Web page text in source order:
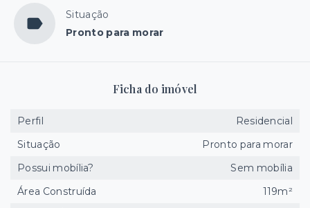
Situação
Pronto para morar
Ficha do imóvel
Perfil
Residencial
Situação
Pronto para morar
Possui mobília?
Sem mobília
Área Construída
119m²